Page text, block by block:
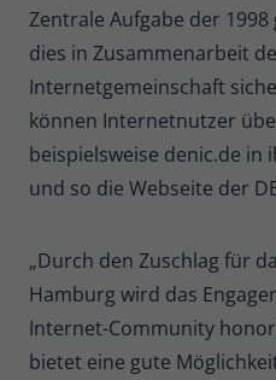
Zentrale Aufgabe der
dies in Zusammenarbeit
Internetgemeinschaft
können Internetnutzer
beispielsweise denic.de in
und so die Webseite der
„Durch den Zuschlag für
Hamburg wird das
Internet-Community
bietet eine gute